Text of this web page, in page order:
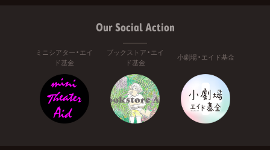
Our Social Action
ミニシアター・エイ
ド基金
ブックストア・エイ
ド基金
小劇場・エイド基金